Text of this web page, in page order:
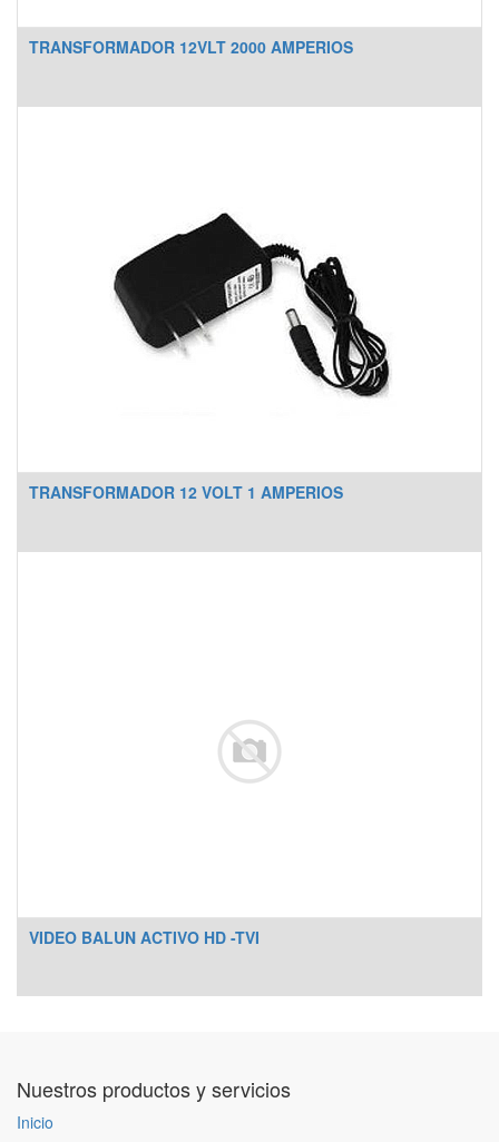
TRANSFORMADOR 12VLT 2000 AMPERIOS
TRANSFORMADOR 12 VOLT 1 AMPERIOS
VIDEO BALUN ACTIVO HD -TVI
Nuestros productos y servicios
Inicio